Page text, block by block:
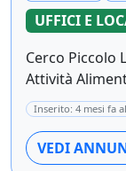
UFFICI E
Cerco Piccolo
Attività
Inserito: 4 mesi fa
VEDI